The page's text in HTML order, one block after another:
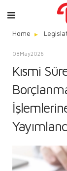
Home
08May2026
Kısmi